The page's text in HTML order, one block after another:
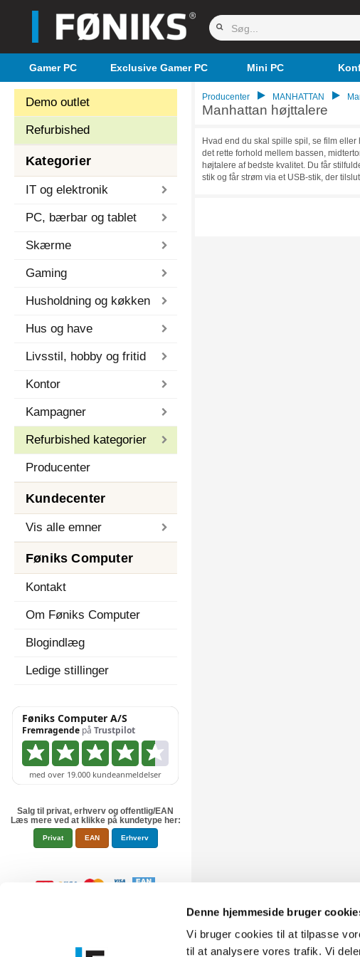
Denne hjemmeside bruger
Vi bruger cookies til at tilpasse
til at analysere vores trafik. Vi
Gamer PC Exclusive Gamer PC Mini PC
Demo outlet
Refurbished
Kategorier
IT og elektronik
PC, bærbar og tablet
Skærme
Gaming
Husholdning og køkken
Hus og have
Livsstil, hobby og fritid
Kontor
Kampagner
Refurbished kategorier
Producenter
Kundecenter
Vis alle emner
Føniks Computer
Kontakt
Om Føniks Computer
Blogindlæg
Ledige stillinger
Salg til privat, erhverv og offentlig/EAN
Læs mere ved at klikke på kundetype her:
Privat EAN Erhverv
Producenter MANHATTAN
Manhattan højttalere
Hvad end du skal spille spil, se film
det rette forhold mellem bassen,
højtalere af bedste kvalitet. Du får
stik og får strøm via et USB-stik, der